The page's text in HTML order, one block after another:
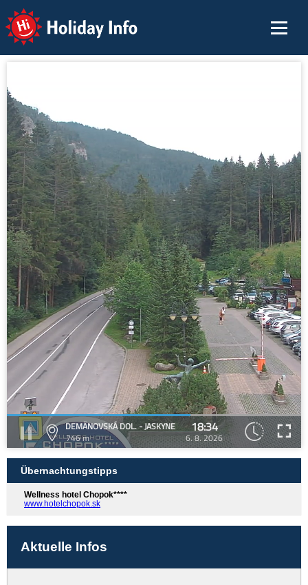
Holiday Info
DEMÄNOVSKÁ DOL. - JASKYNE
746 m
18:34
6. 8. 2026
Übernachtungstipps
Wellness hotel Chopok****
www.hotelchopok.sk
Aktuelle Infos